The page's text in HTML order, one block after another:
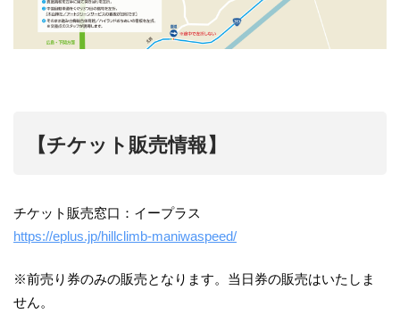
【チケット販売情報】
チケット販売窓口：イープラス
https://eplus.jp/hillclimb-maniwaspeed/
※前売り券のみの販売となります。当日券の販売はいたしま
せん。